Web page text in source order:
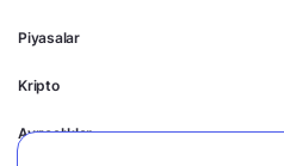
Piyasalar
Kripto
Ayrıcalıklar